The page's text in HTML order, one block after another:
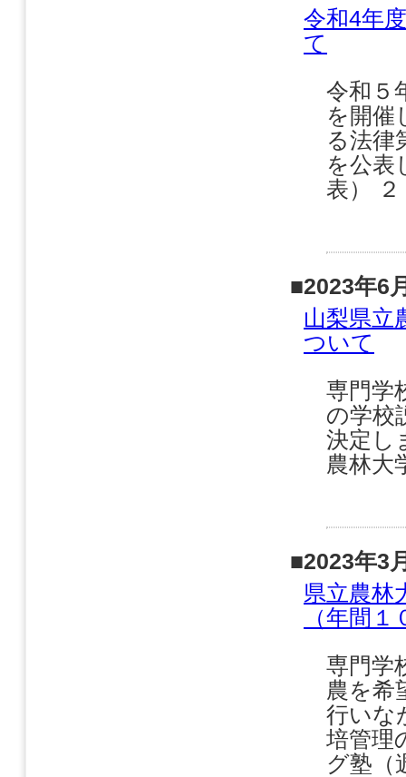
令和4年
て
令和５
を開催
る法律
を公表
表）
■2023年6
山梨県立
ついて
専門学
の学校
決定し
農林大
■2023年3
県立農林
（年間
専門学
農を希
行いな
培管理
グ塾（